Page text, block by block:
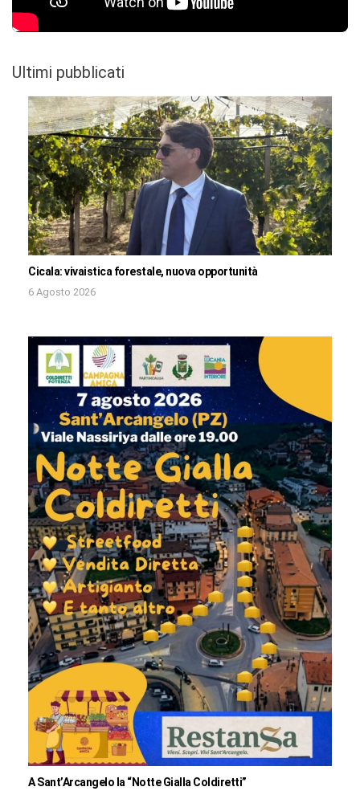
Ultimi pubblicati
Cicala: vivaistica forestale, nuova opportunità
6 Agosto 2026
A Sant’Arcangelo la “Notte Gialla Coldiretti”